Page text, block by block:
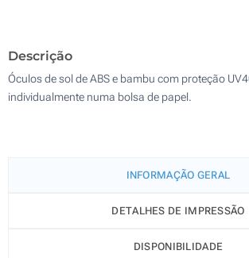
Outra :
Descrição
Óculos de sol de ABS e bambu com proteção
individualmente numa bolsa de papel.
INFORMAÇÃO GERAL
DETALHES DE IMPRESSÃO
DISPONIBILIDADE